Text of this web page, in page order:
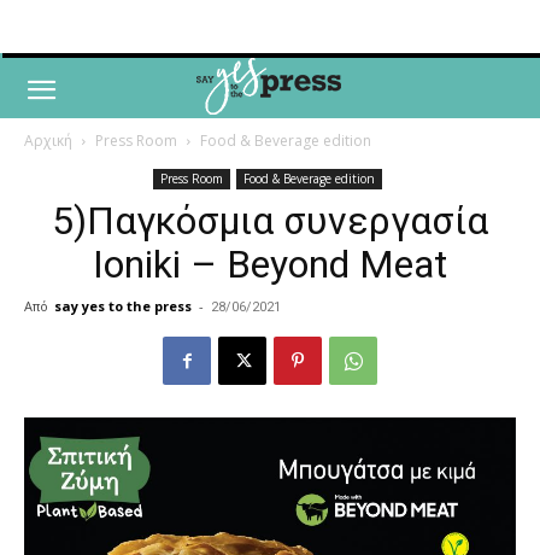
Αρχική Press Room Food & Beverage edition
Press Room Food & Beverage edition
5)Παγκόσμια συνεργασία
Ioniki – Beyond Meat
Από say yes to the press - 28/06/2021